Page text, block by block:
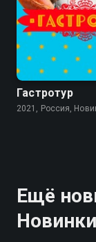
Гастротур
2021, Россия,
Ещё
Новинки